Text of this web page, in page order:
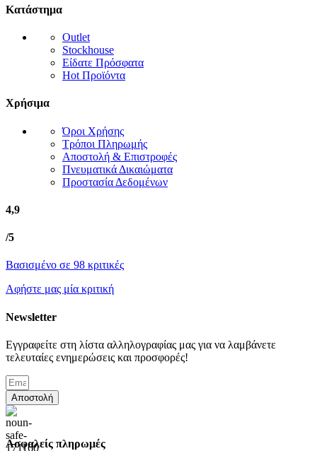
Κατάστημα
Outlet
Stockhouse
Είδατε Πρόσφατα
Hot Προϊόντα
Χρήσιμα
Όροι Χρήσης
Τρόποι Πληρωμής
Αποστολή & Επιστροφές
Πνευματικά Δικαιώματα
Προστασία Δεδομένων
4,9
/5
Βασισμένο σε 98 κριτικές
Αφήστε μας μία κριτική
Newsletter
Εγγραφείτε στη λίστα αλληλογραφίας μας για να λαμβάνετε
τελευταίες ενημερώσεις και προσφορές!
Αποστολή
Ασφαλείς πληρωμές